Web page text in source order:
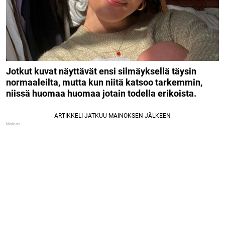
Jotkut kuvat näyttävät ensi silmäyksellä täysin
normaaleilta, mutta kun niitä katsoo tarkemmin,
niissä huomaa huomaa jotain todella erikoista.